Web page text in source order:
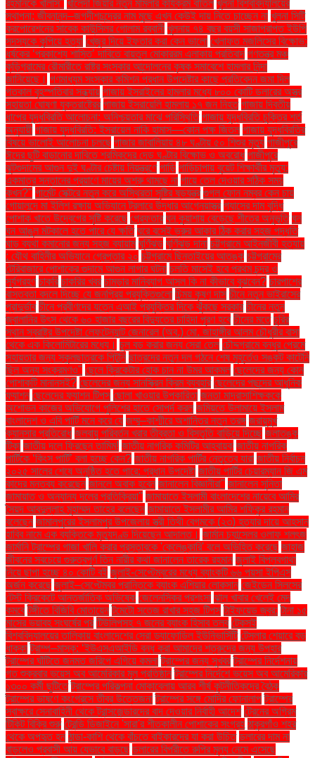
রহমানকে খালাস'' খালেদা জিয়ার নতুন মামলার কার্যক্রম বাতিল খুলনা বিশ্ববিদ্যালয়ের
স্থাপনা: জীবনানন্দ–জগদীশচন্দ্রের নাম মুছে এখন কেউই দায় নিতে চাচ্ছেন না খুলনা সিটি
করপোরেশনের সাবেক কাউন্সিলর গোলাম রব্বানী খুলনায় ৭৪ বছর বয়সী সাজাপ্রাপ্ত ইউপি
সদস্যকে কুপিয়ে হত্যা খেজুর দিয়ে ইফতার করা কেন ভালো খেলাফত মজলিসের বিক্ষোভ:
ধর্ষকের ‘প্রকাশ্যে শাস্তি’ দাবিতে বায়তুল মোকাররম এলাকায় প্রতিবাদ গণতন্ত্র মঞ্চ
কুড়িগ্রামের রৌমারীতে রাষ্ট্র সংস্কার আন্দোলনের কৃষক সমাবেশে হামলার নিন্দা
জানিয়েছে। গণমাধ্যম সংস্কার কমিশন প্রধান উপদেষ্টার কাছে প্রতিবেদন জমা দিল
গতকাল বৃহস্পতিবার সন্ধ্যায় গাজায় ইসরাইলের হামলার মধ্যে ৮০০ কোটি ডলারের অস্ত্র
সহায়তা ঘোষণা যুক্তরাষ্ট্রের গাজায় ইসরায়েলি হামলায় ১৭ জন নিহত গাজায় দ্বিতীয়
ধাপের যুদ্ধবিরতি আলোচনা: অনিশ্চয়তার মাঝে পরিস্থিতি গাজায় যুদ্ধবিরতি চুক্তির শর্ত
অনুযায়ী গাজায় যুদ্ধবিরতি: ইসরায়েল নাকি হামাস—কোন পক্ষ জিতল গাজায় যুদ্ধবিরতির
বিষয়ে ভালোই আলোচনা চলছে গাজার জাবালিয়ায় ৪৮ ঘণ্টায় ৫০ শিশুর মৃত্যু গাজীপুরে
ঈদের ছুটি বাড়ানোর দাবিতে শ্রমিকদের দেড় ঘণ্টার বিক্ষোভ ও অবরোধ গাজীপুরে
ঝুটগুদামের আগুন দুই ঘণ্টার চেষ্টায় নিয়ন্ত্রণে গাড়ি গাড়িচাপায় বুয়েট শিক্ষার্থীর মৃত্যু:
একমাত্র সন্তানের প্রয়াণে মায়ের অশ্রু থামছে না গায়ে তেল দেওয়ার সঠিক সময়
কখন?" গার্মেন্ট সেক্টরে নতুন করে অস্থিরতা সৃষ্টির ষড়যন্ত্র গুগল ফোন নম্বর কেন চায়
গোয়ালন্দে মা ইলিশ রক্ষায় অভিযানে ট্রলারে উদ্ধার আগ্নেয়াস্ত্র গ্যাসের দাম বৃদ্ধি
পোশাক খাতে উদ্বেগের সৃষ্টি করেছে গ্রেফতার ঘন কুয়াশায় বেড়েছে শীতের অনুভূতি ঘন
ঘন আঙুল মটকালে হতে পারে যে ক্ষতি ঘরে বসেই ভ্রুর আকার ঠিক করার সহজ পদ্ধতি
ঘাড় ব্যথা কমানোর জন্য সহজ ব্যায়াম ঘূর্ণিঝড় ঘূর্ণিঝড় দানা চট্টগ্রামে আইনজীবী হত্যায়
: যৌথ বাহিনীর অভিযানে গ্রেপ্তার ২০ চট্টগ্রামে ছিনতাইয়ের আতঙ্ক চট্টগ্রামের
টেরিবাজারে পোশাকের গুদামে আগুন লাগার ঘটনা চলতি মাসেই হবে প্রথম চন্দ্র ও
সূর্যগ্রহণ চাকরি চাকরির খবর চামড়ার মানিব্যাগ আসল কি না কীভাবে বুঝবেন? চারপাশের
বাস্তবতা বদলে দিচ্ছে যে জনপ্রিয় প্রযুক্তিগুলো চিন্ময় কৃষ্ণ দাস চীনে নতুন ভাইরাসের
প্রাদুর্ভাব চীনে প্রবীণদের যত্নে এআই প্রযুক্তির দিকে ঝুঁকছে সরকার চীনের নতুন
জ্বালানির উৎস থেকে ৬০ হাজার বছরের বিদ্যুতের চাহিদা পূরণ হবে চীনের মতে চুরির
স্থান স্বরাষ্ট্র উপদেষ্টা লেফটেন্যান্ট জেনারেল (অব.) মো. জাহাঙ্গীর আলম চৌধুরীর বাসা
থেকে এক কিলোমিটারের মধ্যে। চুল বড় করার জন্য সেরা তেল চৌদ্দগ্রামে বন্ধুর প্রেমে
সহায়তার জন্য স্কুলছাত্রকে পিটুনি ছাত্রদের নতুন দল গঠনে শেষ মুহূর্তেও সঙ্কট কাটেনি
ছিল অন্য সংক্রমণও" ছেলে ক্রিকেটার হোক চান না উমর আকমল ছেলেদের জন্য কোন
পোশাকটি মানানসই? ছেলেদের জন্য সানস্ক্রিন ক্রিম ব্যবহার ছেলেদের পছন্দের আধুনিক
ফ্যাশন ছেলেদের ফ্যাশন টিপস ছোলা খাওয়ার উপকারিতা জনতা মাদ্রাসাশিক্ষককে
অশোভন কাজের অভিযোগে পুলিশের হাতে সোপর্দ করল জমিয়তে উলামায়ে ইসলাম
বাংলাদেশ ও এবি পার্টি মনে করে যে জম্মু–কাশ্মীরে অশান্তির নতুন তরঙ্গ জরায়ুমুখ
ক্যানসার প্রতিরোধ জলবায়ু পরিবর্তন খরার তীব্রতা ও বিস্তৃতি বাড়িয়ে দিচ্ছে জলাতঙ্ক
টিকা জাতীয় দলে ফিরছেন তামিম! জাতীয় নাগরিক কমিটির আহ্বায়ক জাতীয় নাগরিক
পার্টিকে ‘কিংস পার্টি’ বলা হচ্ছে কেন? জাতীয় নাগরিক পার্টির নেতৃত্বে যারা জাতীয় নির্বাচন
২০২৫ সালের শেষে অনুষ্ঠিত হতে পারে: প্রধান উপদেষ্টা জাতীয় পার্টির চেয়ারম্যান জি এম
কাদের মন্তব্য করেছেন জানলে অবাক হবেন জানালেন বিজ্ঞানীরা" জানালেন সুনিতা
জামায়াত ও অন্যান্য দলের প্রতিক্রিয়া'' জামায়াতে ইসলামী বাংলাদেশের নায়েবে আমির
সৈয়দ আবদুল্লাহ মুহাম্মদ তাহের বলেছেন জামায়াতে ইসলামীর আমির শফিকুর রহমান
বলেছেন জামালপুরের ইসলামপুর উপজেলায় স্ত্রী তিথী বেগমকে (২৩) হত্যার দায়ে আহসান
হাবিব নামে এক ব্যক্তিকে মৃত্যুদণ্ড দিয়েছেন আদালত। জার্মান চ্যান্সেলর ওলাফ শলৎজ
জার্মানি ট্রাম্পের গাজা খালি করার প্রস্তাবকে 'কেলেঙ্কারি' বলে অভিহিত করেছে জাহাজ
জীবনের সবচেয়ে গুরুত্বপূর্ণ তিন নারীর কথা জানালেন তারেক রহমান জুলাই বিপ্লবগাথা
নিয়ে ছাপা হচ্ছে ৪০ কোটি বই জুলাই-সেপ্টেম্বরের মধ্যে ব্যাংকটি ৬৬ পয়সা ইপিএস
অর্জন করেছে জুলাই–সেপ্টেম্বর প্রান্তিকে ব্যাংক এশিয়ার লোকসান জেইডেন সিলসের
টেস্ট ক্রিকেটে আন্তর্জাতিক অভিষেক জেলেনস্কির প্রশংসা ঝাল খাবার খেলেই মেদ
কমবে টঙ্গীতে বিজিবি মোতায়েন টমেটো সতেজ রাখার সহজ টিপস টাইফয়েড জ্বর: টানা ১৫
মাসের ভয়াবহ সংঘর্ষের পর টিউলিপসহ ৭ জনের ব্যাংক হিসাব তলব টেকসই
বিশ্ববিদ্যালয়ের তালিকায় বাংলাদেশের সেরা ড্যাফোডিল ইউনিভার্সিটি টেসলার শেয়ারে বড়
ধাক্কা ট্রাম্প–মাস্ক: ‘ইউএসএআইডি বন্ধ করা আমাদের শত্রুদের জন্য উপহার
ট্রাম্পের ঘাঁটিতে জনমত জরিপে এগিয়ে কমলা ট্রাম্পের জন্য সুখবর ট্রাম্পের নির্দেশনায়
গত শুক্রবার ভয়েস অব আমেরিকার মূল প্রতিষ্ঠান ট্রাম্পের নির্দেশে ভয়েস অব আমেরিকার
১৩০০ কর্মী ছুটিতে ট্রাম্পের পরিকল্পনা মোকাবেলায় আরব শীর্ষ কূটনীতিকদের বৈঠক
ট্রাম্পের ভাষণে কংগ্রেসে তীব্র উত্তেজনা ট্রাম্পের সঙ্গে মোদির ফোনালাপ ট্রাম্পের
স্বাক্ষরে সেনাবাহিনী থেকে ট্রান্সজেন্ডারদের বাদ দেওয়ার নির্বাহী আদেশ ট্রেনের অগ্রিম
টিকিট বিক্রি শুরু ট্রেন্ডি ডিজাইনে 'সারা'র শীতকালীন পোশাকের সংগ্রহ ঠাকুরগাঁও শহর
থেকে অপহৃত হন ঠান্ডা-কাশি থেকে বাঁচতে বাইকারদের যা করা উচিত ডলারের দাম না
বাড়লেও প্রবাসী আয় যেভাবে বাড়ছে ডলারের বিপরীতে রুপির মূল্য নেমে এসেছে